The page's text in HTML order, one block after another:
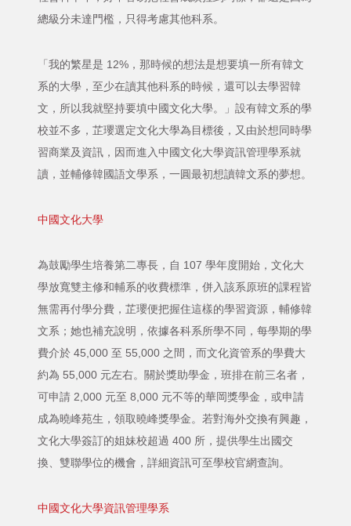
總級分未達門檻，只得考慮其他科系。
「我的繁星是 12%，那時候的想法是想要填一所有韓文
系的大學，至少在讀其他科系的時候，還可以去學習韓
文，所以我就堅持要填中國文化大學。」設有韓文系的學
校並不多，芷瓔選定文化大學為目標後，又由於想同時學
習商業及資訊，因而進入中國文化大學資訊管理學系就
讀，並輔修韓國語文學系，一圓最初想讀韓文系的夢想。
中國文化大學
為鼓勵學生培養第二專長，自 107 學年度開始，文化大
學放寬雙主修和輔系的收費標準，併入該系原班的課程皆
無需再付學分費，芷瓔便把握住這樣的學習資源，輔修韓
文系；她也補充說明，依據各科系所學不同，每學期的學
費介於 45,000 至 55,000 之間，而文化資管系的學費大
約為 55,000 元左右。關於獎助學金，班排在前三名者，
可申請 2,000 元至 8,000 元不等的華岡獎學金，或申請
成為曉峰苑生，領取曉峰獎學金。若對海外交換有興趣，
文化大學簽訂的姐妹校超過 400 所，提供學生出國交
換、雙聯學位的機會，詳細資訊可至學校官網查詢。
中國文化大學資訊管理學系